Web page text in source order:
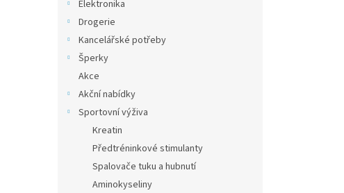
Elektronika
Drogerie
Kancelářské potřeby
Šperky
Akce
Akční nabídky
Sportovní výživa
Kreatin
Předtréninkové stimulanty
Spalovače tuku a hubnutí
Aminokyseliny